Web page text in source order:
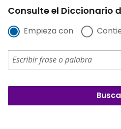
Consulte el Diccionario
Empieza con